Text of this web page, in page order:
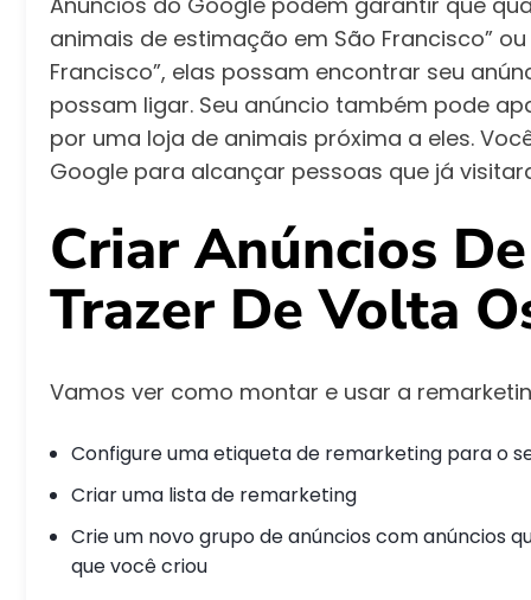
animais de estimação em São Francisco”
Francisco”, elas possam encontrar seu
possam ligar. Seu anúncio também pode
por uma loja de animais próxima a eles.
Google para alcançar pessoas que já
Criar Anúncios
Trazer De Volta
Vamos ver como montar e usar a
Configure uma etiqueta de remarketing para o
Criar uma lista de remarketing
Crie um novo grupo de anúncios com anúncios
que você criou